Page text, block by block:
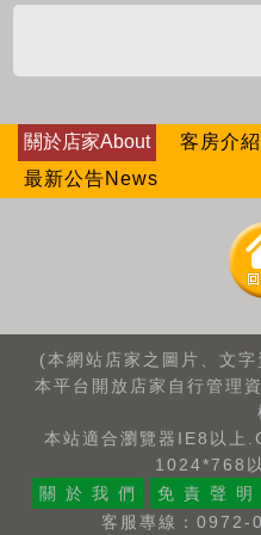
關於店家About 客房介
最新公告News
(本網站店家之圖片、文
本平台開放店家自行管理
本站適合瀏覽器IE8以
1024*768
關 於 我 們
免 責 聲 明
客服專線：0972-